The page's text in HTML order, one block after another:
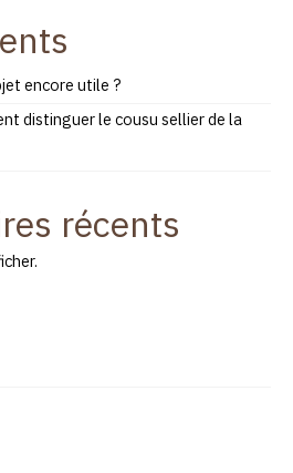
encore utile ?
distinguer le cousu sellier de la
récents